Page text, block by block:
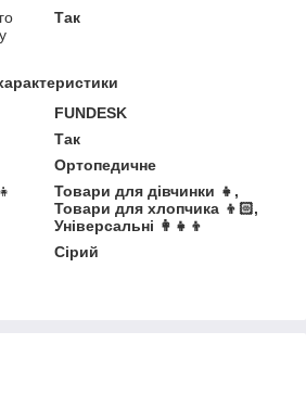
Так
FUNDESK
Так
Ортопедичне
Товари для дівчинки 👧,
Товари для хлопчика 👦🏻,
Універсальні 👩👧👦
Сірий